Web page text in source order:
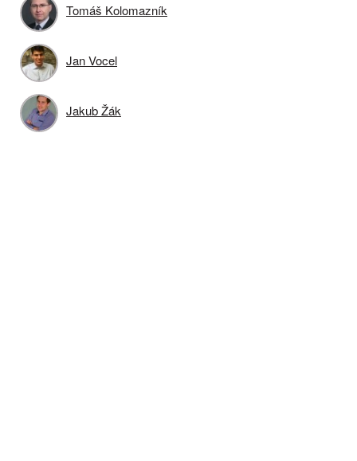
Tomáš Kolomazník
Jan Vocel
Jakub Žák